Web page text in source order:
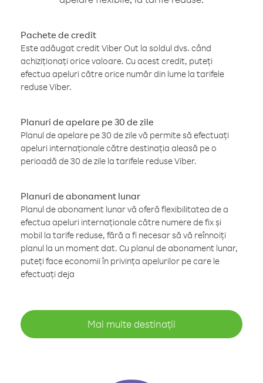
Pachete de credit
Este adăugat credit Viber Out la soldul dvs. când
achiziționați orice valoare. Cu acest credit, puteți
efectua apeluri către orice număr din lume la tarifele
reduse Viber.
Planuri de apelare pe 30 de zile
Planul de apelare pe 30 de zile vă permite să efectuați
apeluri internaționale către destinația aleasă pe o
perioadă de 30 de zile la tarifele reduse Viber.
Planuri de abonament lunar
Planul de abonament lunar vă oferă flexibilitatea de a
efectua apeluri internaționale către numere de fix și
mobil la tarife reduse, fără a fi necesar să vă reînnoiți
planul la un moment dat. Cu planul de abonament lunar,
puteți face economii în privința apelurilor pe care le
efectuați deja
Mai multe destinații